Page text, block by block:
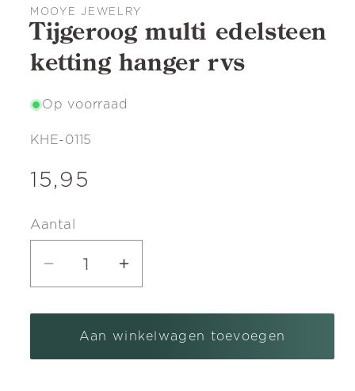
MOOYE JEWELRY
Tijgeroog multi edelsteen
ketting hanger rvs
Op voorraad
SKU:
KHE-0115
Normale
15,95
Aantal
Aantal
voor
Tijgeroog
multi
Aantal
voor
Tijgeroog
multi
Aan winkelwagen toevoegen